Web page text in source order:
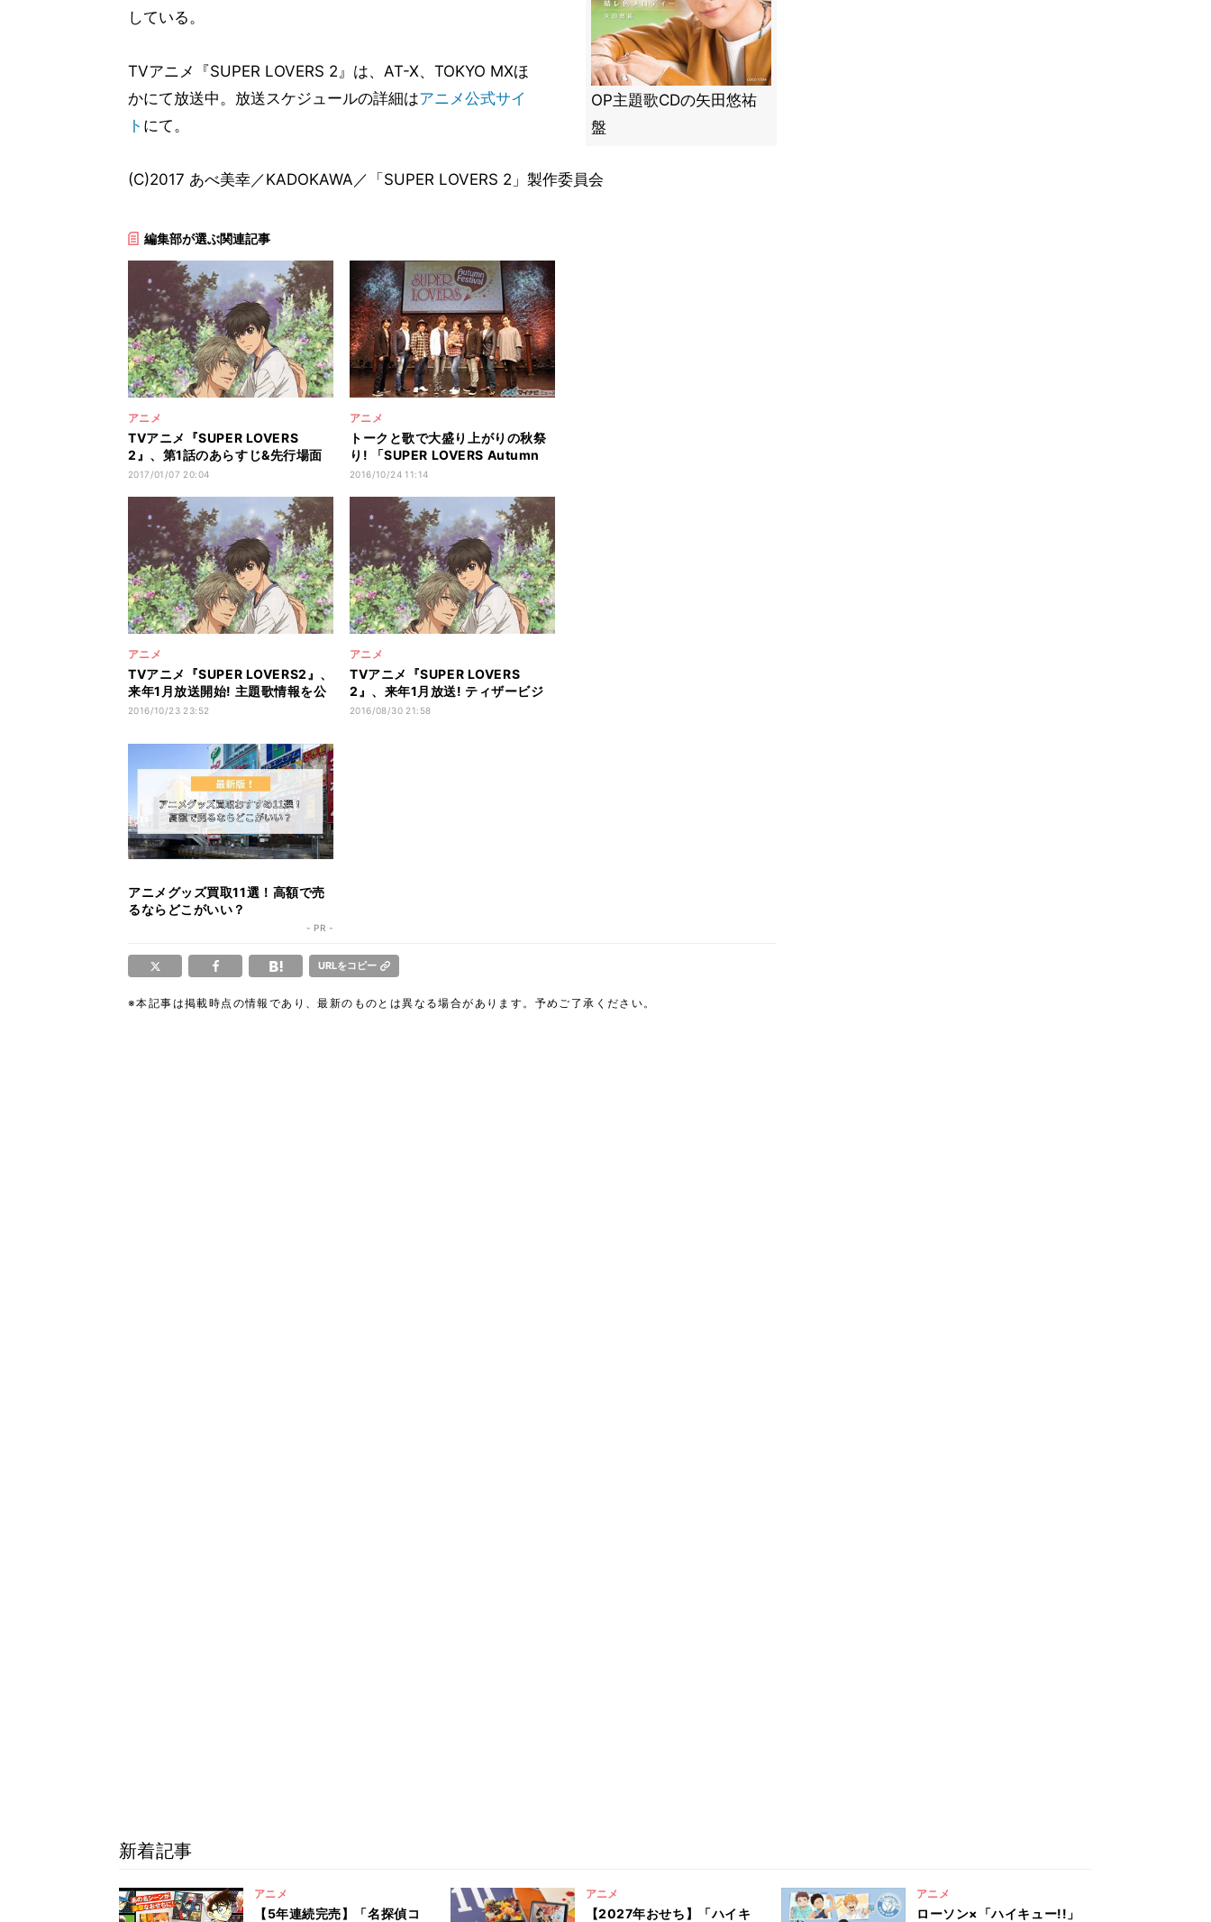
OP主題歌CDの矢田悠祐
盤
している。
TVアニメ『SUPER LOVERS 2』は、AT-X、TOKYO MXほ
かにて放送中。放送スケジュールの詳細はアニメ公式サイ
ト にて。
(C)2017 あべ美幸／KADOKAWA／「SUPER LOVERS 2」製作委員会
編集部が選ぶ関連記事
アニメ
TVアニメ『SUPER LOVERS
2』、第1話のあらすじ&先行場面
カットを紹介
2017/01/07 20:04
アニメ
トークと歌で大盛り上がりの秋祭
り! 「SUPER LOVERS Autumn
Festival」
2016/10/24 11:14
アニメ
TVアニメ『SUPER LOVERS2』、
来年1月放送開始! 主題歌情報を公
開
2016/10/23 23:52
アニメ
TVアニメ『SUPER LOVERS
2』、来年1月放送! ティザービジ
ュアルを公開
2016/08/30 21:58
アニメグッズ買取11選！高額で売
るならどこがいい？
- PR -
URLをコピー
※本記事は掲載時点の情報であり、最新のものとは異なる場合があります。予めご了承ください。
新着記事
アニメ
【5年連続完売】「名探偵コ
アニメ
【2027年おせち】「ハイキ
アニメ
ローソン×「ハイキュー!!」